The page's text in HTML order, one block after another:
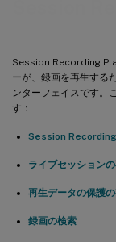
Session Recording
ーが、録画を再生する
ンターフェイスです。
す：
Session
ライブセッション
再生データの保護
録画の検索